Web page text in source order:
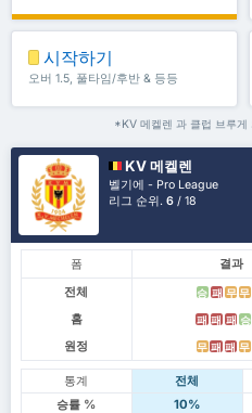
시작하기
오버 1.5, 풀타임/후반 & 등등
*KV 메켈렌 과 클럽 브루게
KV 메켈렌
벨기에 - Pro League
리그 순위.6 / 18
폼 결과
전체
승 패 무 무
홈 패 패 패 승
원정 무 패 패 무
통계 전체
승률 %
10%